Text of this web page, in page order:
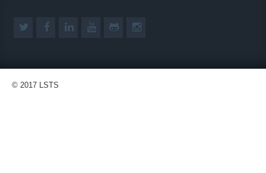
© 2017 LSTS